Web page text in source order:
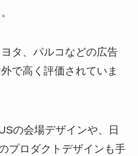
タ、パルコなどの広告
で高く評価されていま
の会場デザインや、日
プロダクトデザインも手